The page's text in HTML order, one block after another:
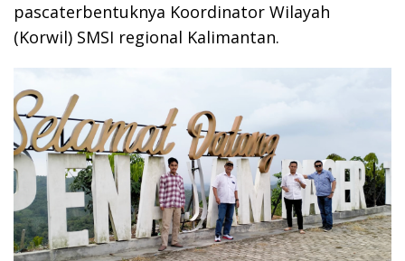
pascaterbentuknya Koordinator Wilayah
(Korwil) SMSI regional Kalimantan.